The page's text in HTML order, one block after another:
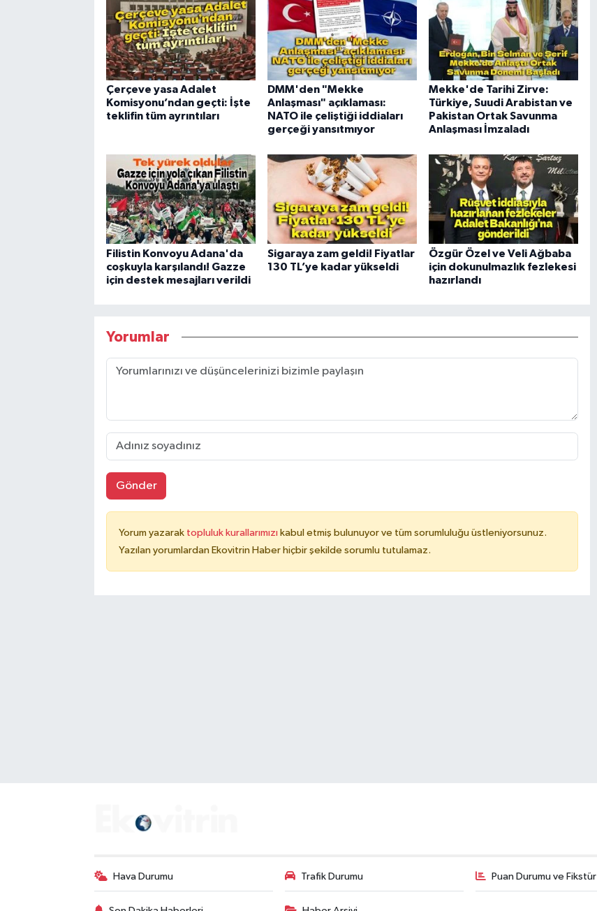
Çerçeve yasa Adalet
Komisyonu’ndan geçti: İşte
teklifin tüm ayrıntıları
DMM'den "Mekke
Anlaşması" açıklaması:
NATO ile çeliştiği iddiaları
gerçeği yansıtmıyor
Mekke'de Tarihi Zirve:
Türkiye, Suudi Arabistan ve
Pakistan Ortak Savunma
Anlaşması İmzaladı
Filistin Konvoyu Adana'da
coşkuyla karşılandı! Gazze
için destek mesajları verildi
Sigaraya zam geldi! Fiyatlar
130 TL’ye kadar yükseldi
Özgür Özel ve Veli Ağbaba
için dokunulmazlık fezlekesi
hazırlandı
Yorumlar
Gönder
Yorum yazarak topluluk kurallarımızı kabul etmiş bulunuyor ve tüm sorumluluğu üstleniyorsunuz.
Yazılan yorumlardan Ekovitrin Haber hiçbir şekilde sorumlu tutulamaz.
Hava Durumu Trafik Durumu Puan Durumu ve Fikstür